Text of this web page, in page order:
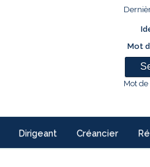
Mot
Mot
Dirigeant Créancier